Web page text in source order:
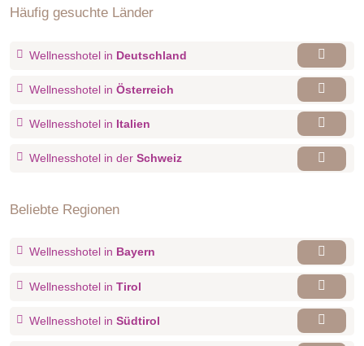
Häufig gesuchte Länder
Wellnesshotel in Deutschland
Wellnesshotel in Österreich
Wellnesshotel in Italien
Wellnesshotel in der Schweiz
Beliebte Regionen
Wellnesshotel in Bayern
Wellnesshotel in Tirol
Wellnesshotel in Südtirol